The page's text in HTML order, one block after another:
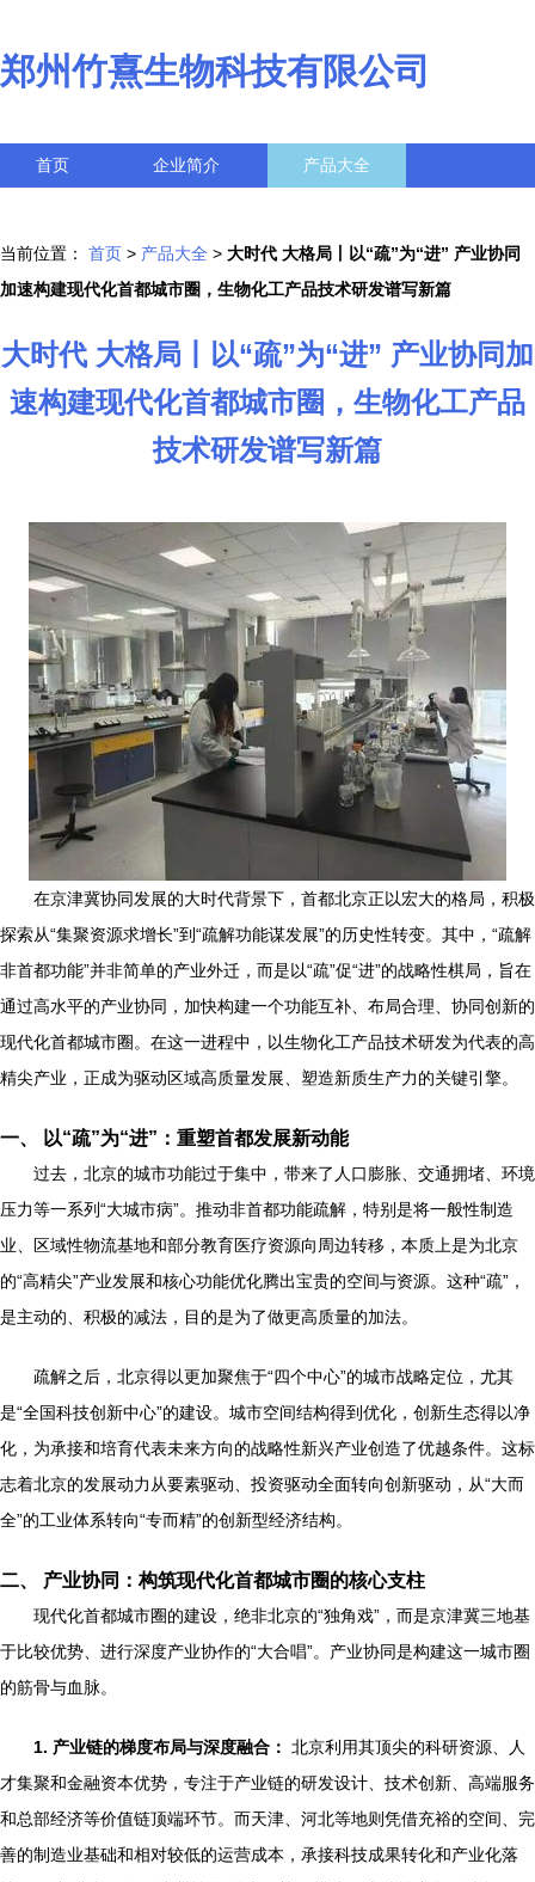
郑州竹熹生物科技有限公司
首页 企业简介 产品大全
当前位置： 首页 > 产品大全 > 大时代 大格局丨以“疏”为“进” 产业协同
加速构建现代化首都城市圈，生物化工产品技术研发谱写新篇
大时代 大格局丨以“疏”为“进” 产业协同加
速构建现代化首都城市圈，生物化工产品
技术研发谱写新篇
在京津冀协同发展的大时代背景下，首都北京正以宏大的格局，积极
探索从“集聚资源求增长”到“疏解功能谋发展”的历史性转变。其中，“疏解
非首都功能”并非简单的产业外迁，而是以“疏”促“进”的战略性棋局，旨在
通过高水平的产业协同，加快构建一个功能互补、布局合理、协同创新的
现代化首都城市圈。在这一进程中，以生物化工产品技术研发为代表的高
精尖产业，正成为驱动区域高质量发展、塑造新质生产力的关键引擎。
一、 以“疏”为“进”：重塑首都发展新动能
过去，北京的城市功能过于集中，带来了人口膨胀、交通拥堵、环境
压力等一系列“大城市病”。推动非首都功能疏解，特别是将一般性制造
业、区域性物流基地和部分教育医疗资源向周边转移，本质上是为北京
的“高精尖”产业发展和核心功能优化腾出宝贵的空间与资源。这种“疏”，
是主动的、积极的减法，目的是为了做更高质量的加法。
疏解之后，北京得以更加聚焦于“四个中心”的城市战略定位，尤其
是“全国科技创新中心”的建设。城市空间结构得到优化，创新生态得以净
化，为承接和培育代表未来方向的战略性新兴产业创造了优越条件。这标
志着北京的发展动力从要素驱动、投资驱动全面转向创新驱动，从“大而
全”的工业体系转向“专而精”的创新型经济结构。
二、 产业协同：构筑现代化首都城市圈的核心支柱
现代化首都城市圈的建设，绝非北京的“独角戏”，而是京津冀三地基
于比较优势、进行深度产业协作的“大合唱”。产业协同是构建这一城市圈
的筋骨与血脉。
1. 产业链的梯度布局与深度融合： 北京利用其顶尖的科研资源、人
才集聚和金融资本优势，专注于产业链的研发设计、技术创新、高端服务
和总部经济等价值链顶端环节。而天津、河北等地则凭借充裕的空间、完
善的制造业基础和相对较低的运营成本，承接科技成果转化和产业化落